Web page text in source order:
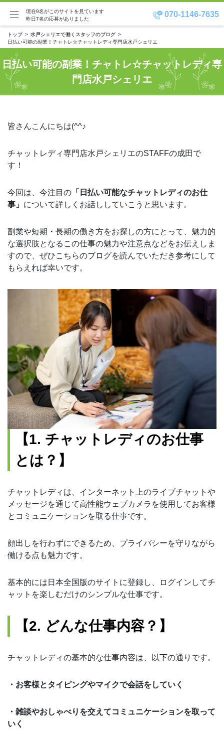
070-1146-7635
現在9名がこのサイトを見ています
昨日7名の応募がありました
トップ
水戸シェリエで働くスタッフのブログ
日払い可能の副業！チャトレ☆チャットレディ専門店水戸シェリエ
日払い可能の副業！チャトレ☆チャットレディ専
門店水戸シェリエ
皆さんこんにちは(^^♪
チャットレディ専門店水戸シェリエのSTAFFの成田で
す！
今回は、今注目の 「日払い可能なチャットレディのお仕
事」 について詳しくお話ししていこうと思います。
副業や短期・長期の働き方をお探しの方にとって、魅力的
な選択肢となるこの仕事の魅力や注意点などをお伝えしま
すので、ぜひこちらのブログを読んでいただき参考にして
もらえれば幸いです。
【1. チャットレディのお仕事
とは？】
チャットレディは、インターネット上のライブチャットや
メッセージを通じて高性能ウェブカメラを使用してお客様
とコミュニケーションを取る仕事です。
顔出しを行わずにできるため、プライバシーを守りながら
働ける点も魅力です。
基本的には日本全国版のサイトに登録し、ログインしてチ
ャットを楽しむだけのシンプルな仕事です。
【2. どんな仕事内容？】
チャットレディの基本的な仕事内容は、以下の通りです。
・お客様とタイピングやマイクで会話をしていく
・雑談やおしゃべりを交えてコミュニケーションを取って
いく